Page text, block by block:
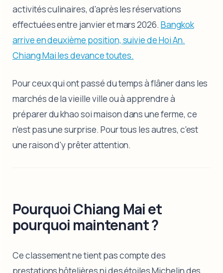
activités culinaires, d'après les réservations
effectuées entre janvier et mars 2026. Bangkok
arrive en deuxième position, suivie de Hoi An.
Chiang Mai les devance toutes.
Pour ceux qui ont passé du temps à flâner dans les
marchés de la vieille ville ou à apprendre à
préparer du khao soi maison dans une ferme, ce
n'est pas une surprise. Pour tous les autres, c'est
une raison d'y prêter attention.
Pourquoi Chiang Mai et
pourquoi maintenant ?
Ce classement ne tient pas compte des
prestations hôtelières ni des étoiles Michelin des